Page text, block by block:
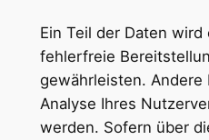
Ein Teil der Daten
fehlerfreie
gewährleisten. Andere
Analyse Ihres
werden. Sofern über